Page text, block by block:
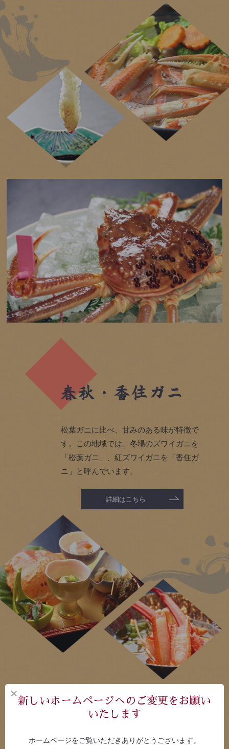
松葉ガニに比べ、甘みのある味が特徴で
す。この地域では、冬場のズワイガニを
「松葉ガニ」、紅ズワイガニを「香住ガ
ニ」と呼んでいます。
詳細はこちら
新しいホームページへのご変更をお願い
いたします
ホームページをご覧いただきありがとうございます。